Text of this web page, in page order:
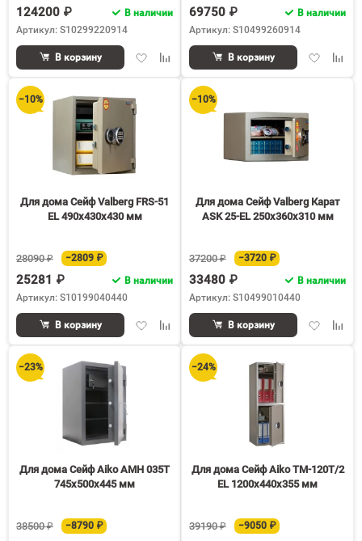
124200 ₽
В наличии
Артикул: S10299220914
ДобавитьДобавить
сравнению
В корзину
69750 ₽
В наличии
Артикул: S10499260914
Добавить
В корзину
−10%
Для дома Сейф Valberg FRS-51
EL 490x430x430 мм
28090 ₽ −2809 ₽
25281 ₽
В наличии
Артикул: S10199040440
ДобавитьДобавить
сравнению
В корзину
−10%
Для дома Сейф Valberg Карат
ASK 25-EL 250x360x310 мм
37200 ₽ −3720 ₽
33480 ₽
В наличии
Артикул: S10499010440
Добавить
В корзину
−23%
Для дома Сейф Aiko AMH 035T
745x500x445 мм
38500 ₽ −8790 ₽
−24%
Для дома Сейф Aiko TM-120T/2
EL 1200x440x355 мм
39190 ₽ −9050 ₽